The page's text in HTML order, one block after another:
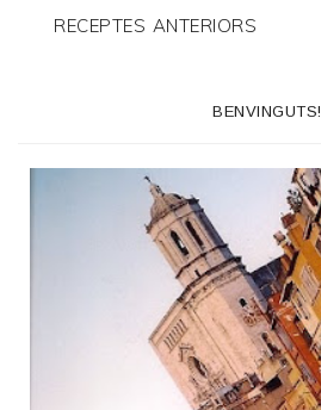
RECEPTES ANTERIORS
BENVINGUTS!